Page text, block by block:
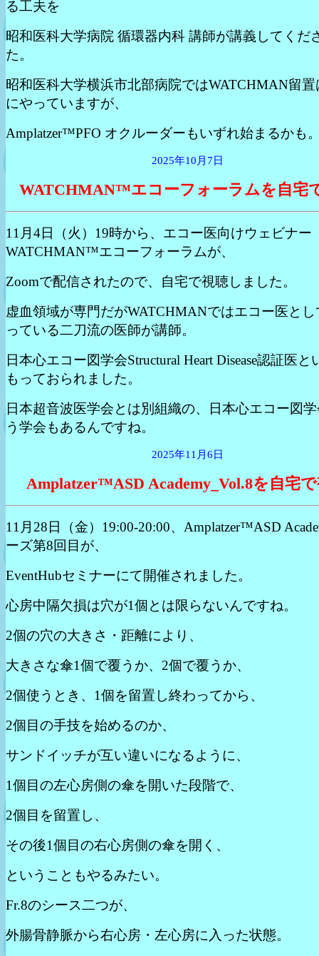
る工夫を
昭和医科大学病院 循環器内科 講師が講義してくだ
た。
昭和医科大学横浜市北部病院ではWATCHMAN留置
にやっていますが、
Amplatzer™PFO オクルーダーもいずれ始まるかも
2025年10月7日
WATCHMAN™エコーフォーラムを自宅
11月4日（火）19時から、エコー医向けウェビナー
WATCHMAN™エコーフォーラムが、
Zoomで配信されたので、自宅で視聴しました。
虚血領域が専門だがWATCHMANではエコー医とし
っている二刀流の医師が講師。
日本心エコー図学会Structural Heart Disease認証医と
もっておられました。
日本超音波医学会とは別組織の、日本心エコー図
う学会もあるんですね。
2025年11月6日
Amplatzer™ASD Academy_Vol.8を自宅
11月28日（金）19:00-20:00、Amplatzer™ASD
ーズ第8回目が、
EventHubセミナーにて開催されました。
心房中隔欠損は穴が1個とは限らないんですね。
2個の穴の大きさ・距離により、
大きさな傘1個で覆うか、2個で覆うか、
2個使うとき、1個を留置し終わってから、
2個目の手技を始めるのか、
サンドイッチが互い違いになるように、
1個目の左心房側の傘を開いた段階で、
2個目を留置し、
その後1個目の右心房側の傘を開く、
ということもやるみたい。
Fr.8のシース二つが、
外腸骨静脈から右心房・左心房に入った状態。